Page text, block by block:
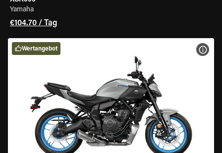
Yamaha
€104.70 / Tag
Wertangebot